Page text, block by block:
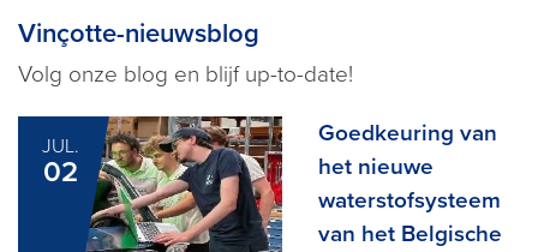
Vinçotte-nieuwsblog
Volg onze blog en blijf up-to-date!
JUL.
02
Goedkeuring van
het nieuwe
waterstofsysteem
van het Belgische